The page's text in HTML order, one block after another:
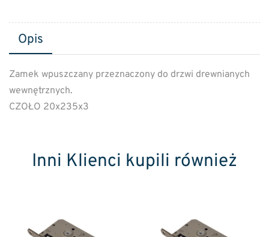
Opis
Zamek wpuszczany przeznaczony do drzwi drewnianych
wewnętrznych.
CZOŁO 20x235x3
Inni Klienci kupili również